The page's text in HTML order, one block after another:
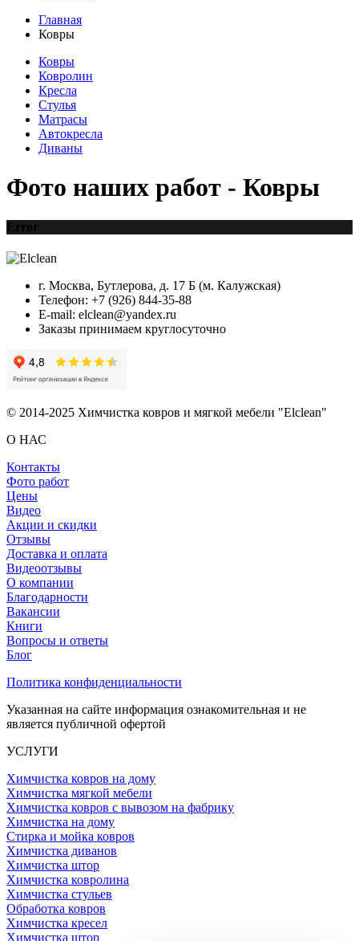
Главная
Ковры
Ковры
Ковролин
Кресла
Стулья
Матрасы
Автокресла
Диваны
Фото наших работ - Ковры
Error
г. Москва, Бутлерова, д. 17 Б (м. Калужская)
Телефон: +7 (926) 844-35-88
E-mail: elclean@yandex.ru
Заказы принимаем круглосуточно
© 2014-2025 Химчистка ковров и мягкой мебели "Elclean"
О НАС
Контакты
Фото работ
Цены
Видео
Акции и скидки
Отзывы
Доставка и оплата
Видеоотзывы
О компании
Благодарности
Вакансии
Книги
Вопросы и ответы
Блог
Политика конфиденциальности
Указанная на сайте информация ознакомительная и не
является публичной офертой
УСЛУГИ
Химчистка ковров на дому
Химчистка мягкой мебели
Химчистка ковров с вывозом на фабрику
Химчистка на дому
Стирка и мойка ковров
Химчистка диванов
Химчистка штор
Химчистка ковролина
Химчистка стульев
Обработка ковров
Химчистка кресел
Химчистка штор